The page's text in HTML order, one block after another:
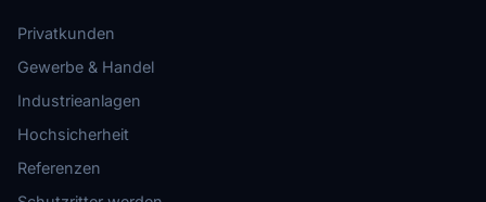
Privatkunden
Gewerbe & Handel
Industrieanlagen
Hochsicherheit
Referenzen